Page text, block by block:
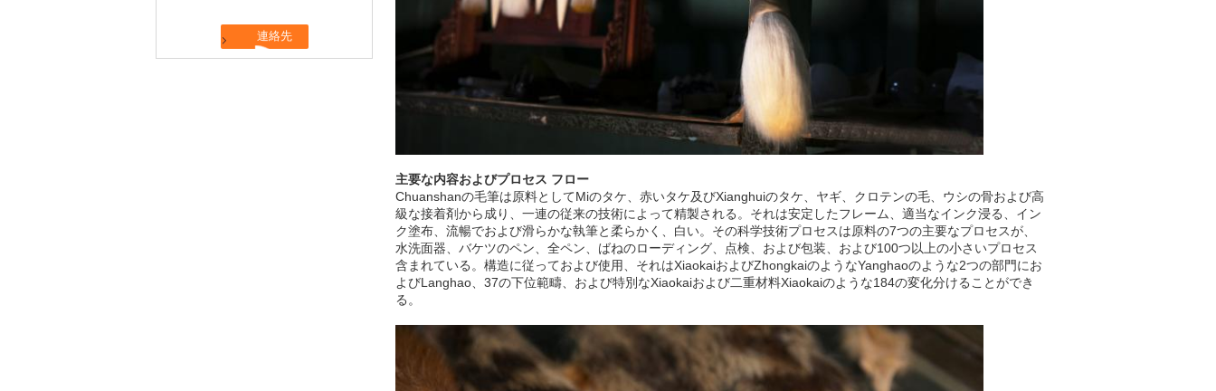
主要な内容およびプロセス フロー
Chuanshanの毛筆は原料としてMiのタケ、赤いタケ及びXianghuiのタケ、ヤギ、クロテンの毛、ウシの骨および高
級な接着剤から成り、一連の従来の技術によって精製される。それは安定したフレーム、適当なインク浸る、イン
ク塗布、流暢でおよび滑らかな執筆と柔らかく、白い。その科学技術プロセスは原料の7つの主要なプロセスが、
水洗面器、バケツのペン、全ペン、ばねのローディング、点検、および包装、および100つ以上の小さいプロセス
含まれている。構造に従っておよび使用、それはXiaokaiおよびZhongkaiのようなYanghaoのような2つの部門にお
よびLanghao、37の下位範疇、および特別なXiaokaiおよび二重材料Xiaokaiのような184の変化分けることができ
る。